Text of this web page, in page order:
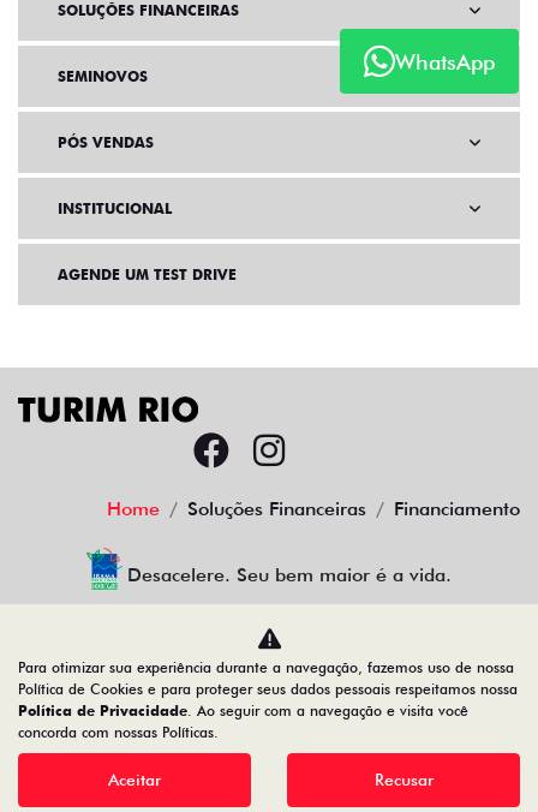
WhatsApp
SOLUÇÕES FINANCEIRAS
SEMINOVOS
PÓS VENDAS
INSTITUCIONAL
AGENDE UM TEST DRIVE
Home Soluções Financeiras Financiamento
Desacelere. Seu bem maior é a vida.
TURIM RIO VEICULOS LTDA
34.777.421/0001-45
Desenvolvido pela DEALERSPACE ® Direitos Reservados.
Para otimizar sua experiência durante a navegação, fazemos uso de nossa
Política de Cookies e para proteger seus dados pessoais respeitamos nossa
Política de Privacidade. Ao seguir com a navegação e visita você
concorda com nossas Políticas.
Aceitar Recusar